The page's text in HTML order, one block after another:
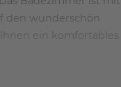
den wunderschön
ein komfortables